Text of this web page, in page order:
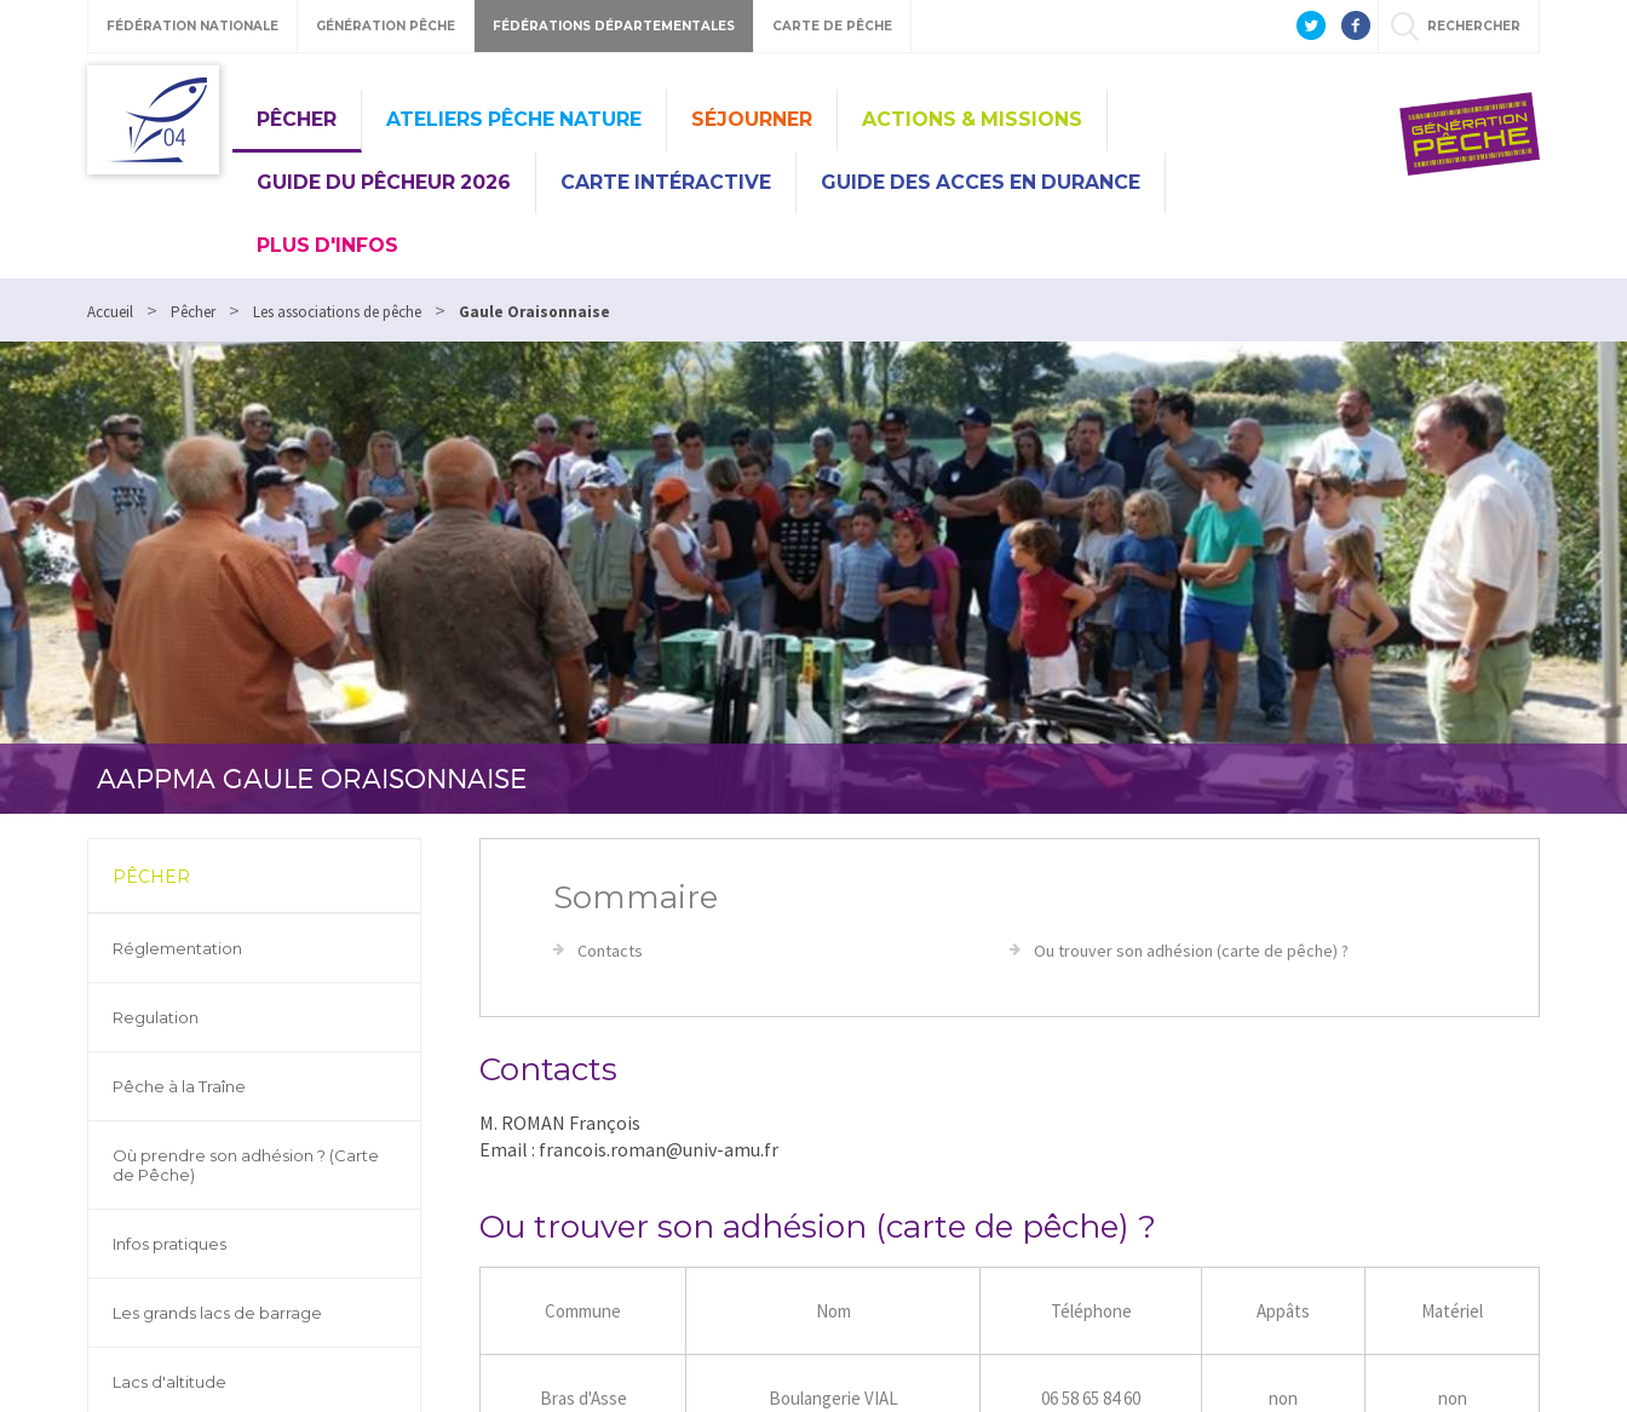
FÉDÉRATION NATIONALE GÉNÉRATION PÊCHE FÉDÉRATIONS DÉPARTEMENTALES CARTE DE PÊCHE RECHERCHER
PÊCHER ATELIERS PÊCHE NATURE SÉJOURNER ACTIONS & MISSIONS
GUIDE DU PÊCHEUR 2026 CARTE INTÉRACTIVE GUIDE DES ACCES EN DURANCE
PLUS D'INFOS
Accueil > Pêcher > Les associations de pêche > Gaule Oraisonnaise
AAPPMA GAULE ORAISONNAISE
PÊCHER
Réglementation
Regulation
Pêche à la Traîne
Où prendre son adhésion ? (Carte
de Pêche)
Infos pratiques
Les grands lacs de barrage
Lacs d'altitude
Sommaire
Contacts Ou trouver son adhésion (carte de pêche) ?
Contacts
M. ROMAN François
Email : francois.roman@univ-amu.fr
Ou trouver son adhésion (carte de pêche) ?
Commune Nom Téléphone Appâts Matériel
Bras d'Asse Boulangerie VIAL 06 58 65 84 60 non non